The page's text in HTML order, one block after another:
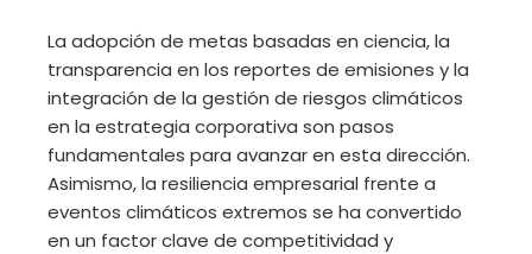
La adopción de metas basadas en ciencia, la
transparencia en los reportes de emisiones y la
integración de la gestión de riesgos climáticos
en la estrategia corporativa son pasos
fundamentales para avanzar en esta dirección.
Asimismo, la resiliencia empresarial frente a
eventos climáticos extremos se ha convertido
en un factor clave de competitividad y